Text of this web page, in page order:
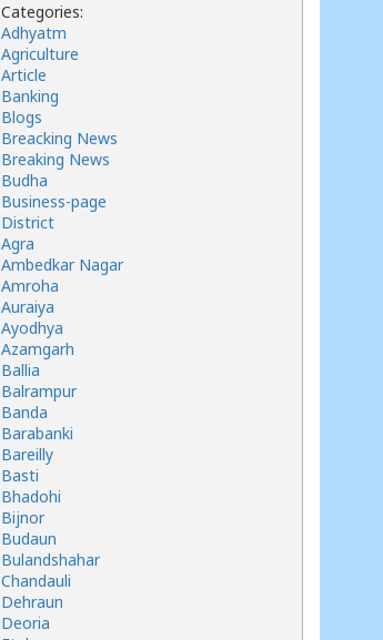
Categories:
Adhyatm
Agriculture
Article
Banking
Blogs
Breacking News
Breaking News
Budha
Business-page
District
Agra
Ambedkar Nagar
Amroha
Auraiya
Ayodhya
Azamgarh
Ballia
Balrampur
Banda
Barabanki
Bareilly
Basti
Bhadohi
Bijnor
Budaun
Bulandshahar
Chandauli
Dehraun
Deoria